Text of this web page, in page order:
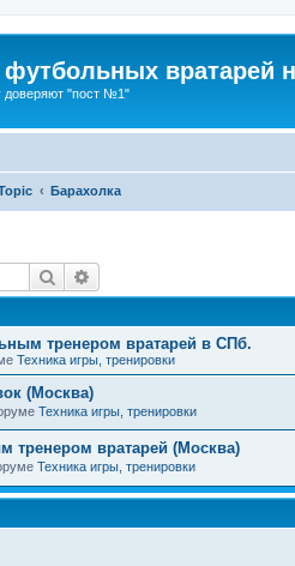
вратарей
доверяют "пост №1"
Барахолка
Поиск
тренером вратарей в СПб.
Техника игры, тренировки
(Москва)
Техника игры, тренировки
тренером вратарей (Москва)
Техника игры, тренировки